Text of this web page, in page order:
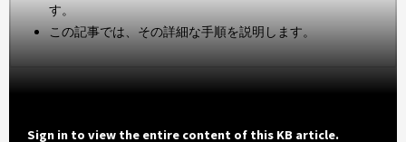
す。
この記事では、その詳細な手順を説明します。
Sign in to view the entire content of this KB article.